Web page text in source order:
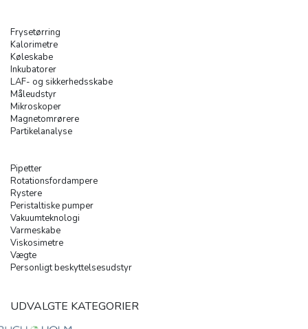
Frysetørring
Kalorimetre
Køleskabe
Inkubatorer
LAF- og sikkerhedsskabe
Måleudstyr
Mikroskoper
Magnetomrørere
Partikelanalyse
Pipetter
Rotationsfordampere
Rystere
Peristaltiske pumper
Vakuumteknologi
Varmeskabe
Viskosimetre
Vægte
Personligt beskyttelsesudstyr
UDVALGTE KATEGORIER